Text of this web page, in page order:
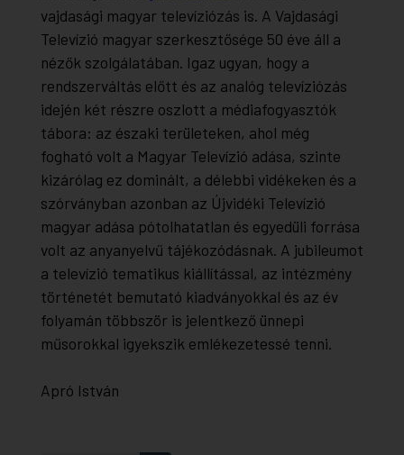
vajdasági magyar televíziózás is. A Vajdasági
Televízió magyar szerkesztősége 50 éve áll a
nézők szolgálatában. Igaz ugyan, hogy a
rendszerváltás előtt és az analóg televíziózás
idején két részre oszlott a médiafogyasztók
tábora: az északi területeken, ahol még
fogható volt a Magyar Televízió adása, szinte
kizárólag ez dominált, a délebbi vidékeken és a
szórványban azonban az Újvidéki Televízió
magyar adása pótolhatatlan és egyedüli forrása
volt az anyanyelvű tájékozódásnak. A jubileumot
a televízió tematikus kiállítással, az intézmény
történetét bemutató kiadványokkal és az év
folyamán többször is jelentkező ünnepi
műsorokkal igyekszik emlékezetessé tenni.
Apró István